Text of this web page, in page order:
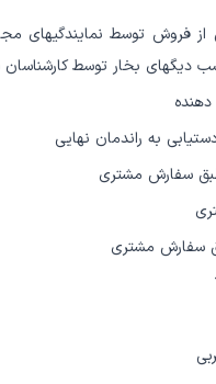
توسط نمایندگیهای
دیگهای بخار توسط
به راندمان نهایی
سفارش مشتری
سفارش مشتری